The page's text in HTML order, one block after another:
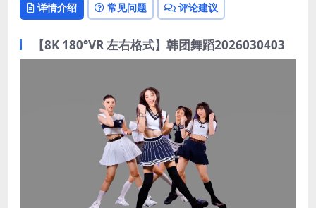
详情介绍 常见问题 评论建议
【8K 180°VR 左右格式】韩团舞蹈2026030403